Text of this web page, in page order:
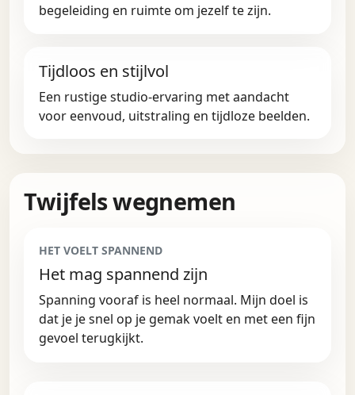
begeleiding en ruimte om jezelf te zijn.
Tijdloos en stijlvol
Een rustige studio-ervaring met aandacht
voor eenvoud, uitstraling en tijdloze beelden.
Twijfels wegnemen
HET VOELT SPANNEND
Het mag spannend zijn
Spanning vooraf is heel normaal. Mijn doel is
dat je je snel op je gemak voelt en met een fijn
gevoel terugkijkt.